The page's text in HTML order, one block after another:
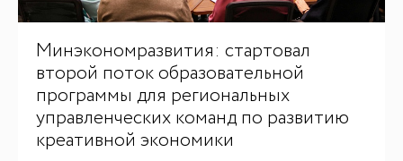
Минэкономразвития: стартовал
второй поток образовательной
программы для региональных
управленческих команд по развитию
креативной экономики